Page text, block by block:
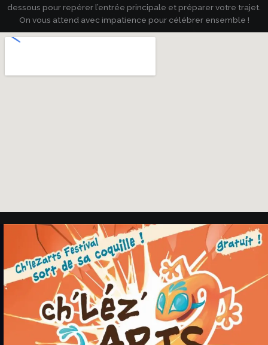
dessous pour repérer l’entrée principale et préparer votre trajet.
On vous attend avec impatience pour célébrer ensemble !